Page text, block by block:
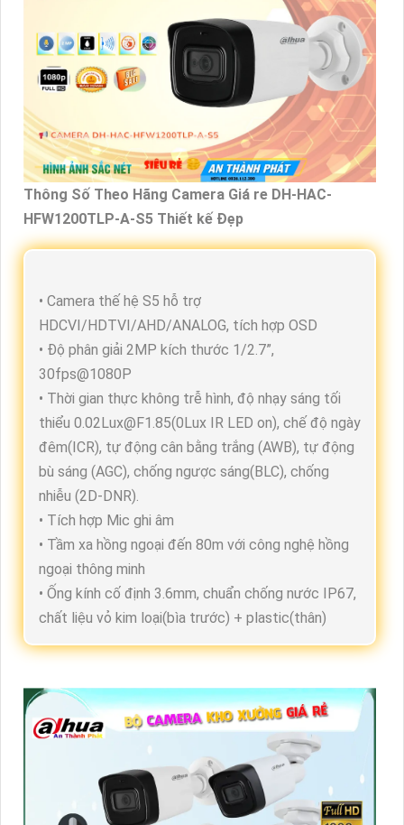
Thông Số Theo Hãng Camera Giá re DH-HAC-
HFW1200TLP-A-S5 Thiết kế Đẹp
• Camera thế hệ S5 hỗ trợ
HDCVI/HDTVI/AHD/ANALOG, tích hợp OSD
• Độ phân giải 2MP kích thước 1/2.7”,
30fps@1080P
• Thời gian thực không trễ hình, độ nhạy sáng tối
thiểu 0.02Lux@F1.85(0Lux IR LED on), chế độ ngày
đêm(ICR), tự động cân bằng trắng (AWB), tự động
bù sáng (AGC), chống ngược sáng(BLC), chống
nhiễu (2D-DNR).
• Tích hợp Mic ghi âm
• Tầm xa hồng ngoại đến 80m với công nghệ hồng
ngoại thông minh
• Ống kính cố định 3.6mm, chuẩn chống nước IP67,
chất liệu vỏ kim loại(bìa trước) + plastic(thân)